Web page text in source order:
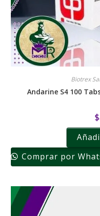
Biotrex
Andarine S4 100
$
Comprar por